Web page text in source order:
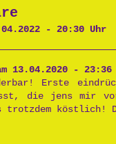
- 20:30 Uhr
13.04.2020 - 23:36
Erste
die jens mir
trotzdem köstlich!